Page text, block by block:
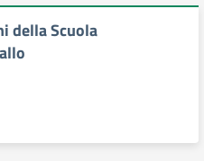
della Scuola